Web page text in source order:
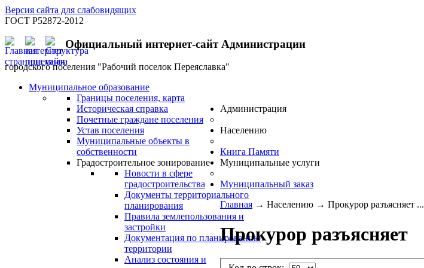
Версия сайта для слабовидящих
ГОСТ Р52872-2012
Официальный интернет-сайт Администрации
городского поселения "Рабочий поселок Переяславка"
Муниципальное образование
Границы поселения, карта
Историческая справка
Почетные граждане поселения
Устав поселения
Муниципальные объекты в
собственности
Градостроительное зонирование
Новости в сфере
градостроительства
Документы территориального
планирования
Правила землепользования и
застройки
Документация по планированию
территории
Анализ состояния и
Администрация
Населению
Книга Памяти
Муниципальные услуги
Муниципальный заказ
Главная → Населению → Прокурор разъясняет ...
Прокурор разъясняет